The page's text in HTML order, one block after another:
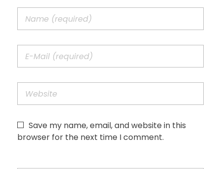
Save my name, email, and website in this
browser for the next time I comment.